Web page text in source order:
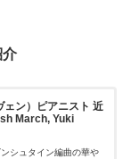
介
ェン）ピアニスト 近
March, Yuki
シュタイン編曲の華や